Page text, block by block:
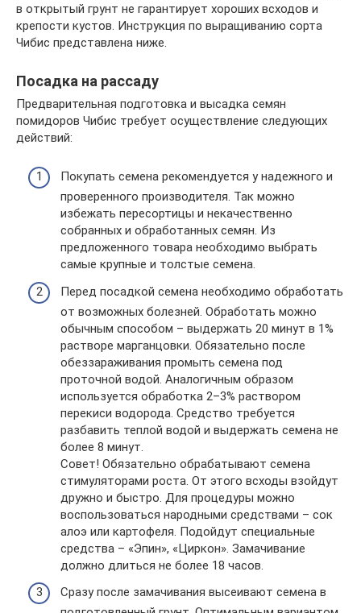
в открытый грунт не гарантирует хороших всходов и
крепости кустов. Инструкция по выращиванию сорта
Чибис представлена ниже.
Посадка на рассаду
Предварительная подготовка и высадка семян
помидоров Чибис требует осуществление следующих
действий:
Покупать семена рекомендуется у надежного и
проверенного производителя. Так можно
избежать пересортицы и некачественно
собранных и обработанных семян. Из
предложенного товара необходимо выбрать
самые крупные и толстые семена.
Перед посадкой семена необходимо обработать
от возможных болезней. Обработать можно
обычным способом – выдержать 20 минут в 1%
растворе марганцовки. Обязательно после
обеззараживания промыть семена под
проточной водой. Аналогичным образом
используется обработка 2–3% раствором
перекиси водорода. Средство требуется
разбавить теплой водой и выдержать семена не
более 8 минут.
Совет! Обязательно обрабатывают семена
стимуляторами роста. От этого всходы взойдут
дружно и быстро. Для процедуры можно
воспользоваться народными средствами – сок
алоэ или картофеля. Подойдут специальные
средства – «Эпин», «Циркон». Замачивание
должно длиться не более 18 часов.
Сразу после замачивания высеивают семена в